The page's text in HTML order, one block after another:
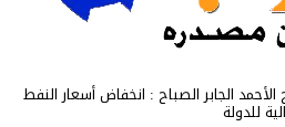
الجابر الصباح : انخفاض أسعار النفط
للدولة